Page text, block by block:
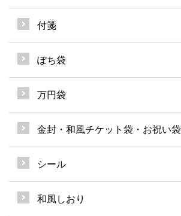
付箋
ぽち袋
万円袋
金封・和風チケット袋・お祝い袋
シール
和風しおり